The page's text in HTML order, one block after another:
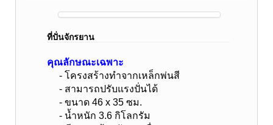
ที่ปั่นจักรยาน
คุณลักษณะเฉพาะ
- โครงสร้างทำจากเหล็กพ่นสี
- สามารถปรับแรงปั่นได้
- ขนาด 46 x 35 ซม.
- น้ำหนัก 3.6 กิโลกรัม